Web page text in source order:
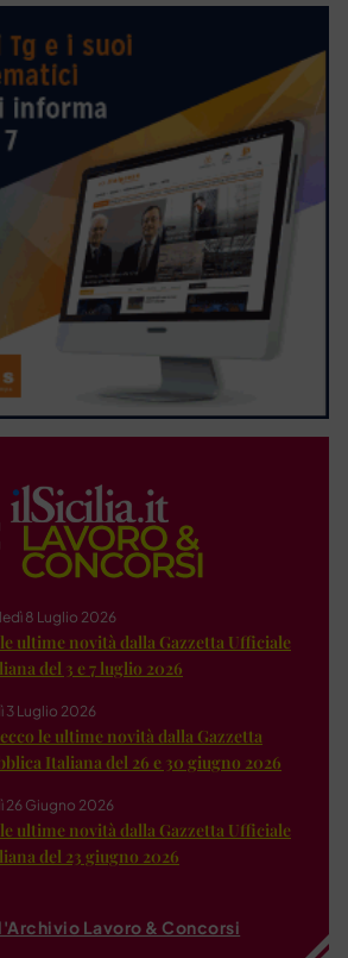
8 Luglio 2026
ultime novità dalla Gazzetta Ufficiale
del 3 e 7 luglio 2026
3 Luglio 2026
le ultime novità dalla Gazzetta
Italiana del 26 e 30 giugno 2026
26 Giugno 2026
ultime novità dalla Gazzetta Ufficiale
del 23 giugno 2026
Lavoro & Concorsi